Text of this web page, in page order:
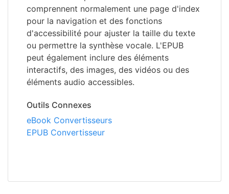
comprennent normalement une page d'index
pour la navigation et des fonctions
d'accessibilité pour ajuster la taille du texte
ou permettre la synthèse vocale. L'EPUB
peut également inclure des éléments
interactifs, des images, des vidéos ou des
éléments audio accessibles.
Outils Connexes
eBook Convertisseurs
EPUB Convertisseur